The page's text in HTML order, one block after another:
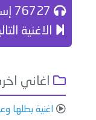
الاغنية
اغاني
اغنية بطلها